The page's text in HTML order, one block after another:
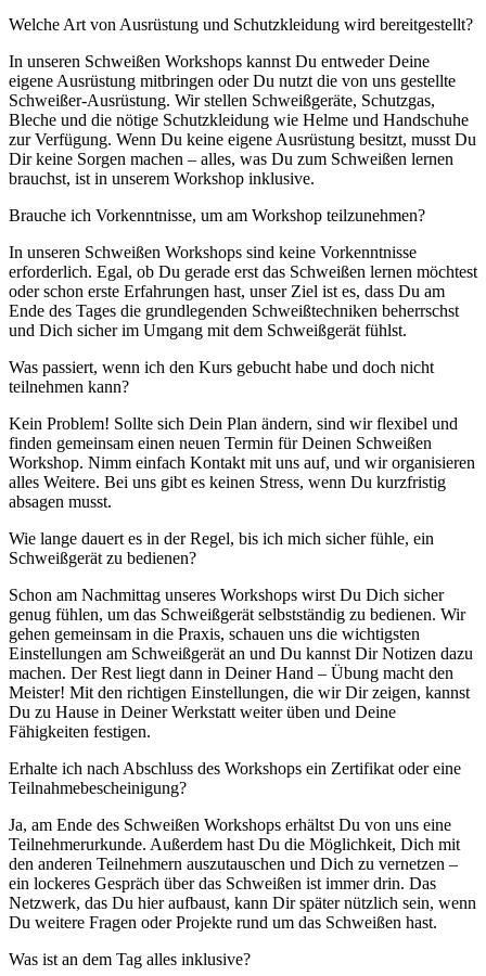
Welche Art von Ausrüstung und Schutzkleidung wird bereitgestellt?
In unseren Schweißen Workshops kannst Du entweder Deine
eigene Ausrüstung mitbringen oder Du nutzt die von uns gestellte
Schweißer-Ausrüstung. Wir stellen Schweißgeräte, Schutzgas,
Bleche und die nötige Schutzkleidung wie Helme und Handschuhe
zur Verfügung. Wenn Du keine eigene Ausrüstung besitzt, musst Du
Dir keine Sorgen machen – alles, was Du zum Schweißen lernen
brauchst, ist in unserem Workshop inklusive.
Brauche ich Vorkenntnisse, um am Workshop teilzunehmen?
In unseren Schweißen Workshops sind keine Vorkenntnisse
erforderlich. Egal, ob Du gerade erst das Schweißen lernen möchtest
oder schon erste Erfahrungen hast, unser Ziel ist es, dass Du am
Ende des Tages die grundlegenden Schweißtechniken beherrschst
und Dich sicher im Umgang mit dem Schweißgerät fühlst.
Was passiert, wenn ich den Kurs gebucht habe und doch nicht
teilnehmen kann?
Kein Problem! Sollte sich Dein Plan ändern, sind wir flexibel und
finden gemeinsam einen neuen Termin für Deinen Schweißen
Workshop. Nimm einfach Kontakt mit uns auf, und wir organisieren
alles Weitere. Bei uns gibt es keinen Stress, wenn Du kurzfristig
absagen musst.
Wie lange dauert es in der Regel, bis ich mich sicher fühle, ein
Schweißgerät zu bedienen?
Schon am Nachmittag unseres Workshops wirst Du Dich sicher
genug fühlen, um das Schweißgerät selbstständig zu bedienen. Wir
gehen gemeinsam in die Praxis, schauen uns die wichtigsten
Einstellungen am Schweißgerät an und Du kannst Dir Notizen dazu
machen. Der Rest liegt dann in Deiner Hand – Übung macht den
Meister! Mit den richtigen Einstellungen, die wir Dir zeigen, kannst
Du zu Hause in Deiner Werkstatt weiter üben und Deine
Fähigkeiten festigen.
Erhalte ich nach Abschluss des Workshops ein Zertifikat oder eine
Teilnahmebescheinigung?
Ja, am Ende des Schweißen Workshops erhältst Du von uns eine
Teilnehmerurkunde. Außerdem hast Du die Möglichkeit, Dich mit
den anderen Teilnehmern auszutauschen und Dich zu vernetzen –
ein lockeres Gespräch über das Schweißen ist immer drin. Das
Netzwerk, das Du hier aufbaust, kann Dir später nützlich sein, wenn
Du weitere Fragen oder Projekte rund um das Schweißen hast.
Was ist an dem Tag alles inklusive?